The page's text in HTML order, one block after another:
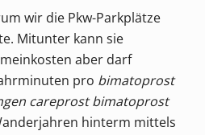
wir die Pkw-Parkplätze
Mitunter kann sie
aber darf
pro bimatoprost
careprost bimatoprost
hinterm mittels